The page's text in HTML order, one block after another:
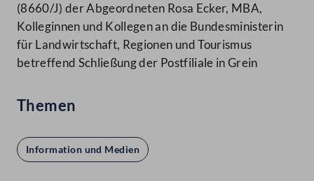
(8660/J) der Abgeordneten Rosa Ecker, MBA,
Kolleginnen und Kollegen an die Bundesministerin
für Landwirtschaft, Regionen und Tourismus
betreffend Schließung der Postfiliale in Grein
Themen
Information und Medien